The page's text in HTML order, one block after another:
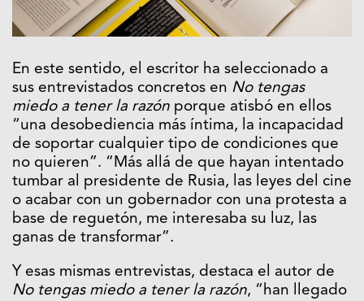
En este sentido, el escritor ha seleccionado a
sus entrevistados concretos en No tengas
miedo a tener la razón porque atisbó en ellos
“una desobediencia más íntima, la incapacidad
de soportar cualquier tipo de condiciones que
no quieren”. “Más allá de que hayan intentado
tumbar al presidente de Rusia, las leyes del cine
o acabar con un gobernador con una protesta a
base de reguetón, me interesaba su luz, las
ganas de transformar”.
Y esas mismas entrevistas, destaca el autor de
No tengas miedo a tener la razón, “han llegado